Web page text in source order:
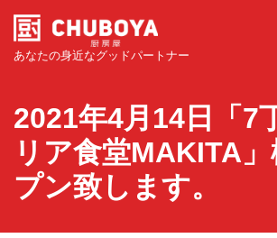
あなたの身近なグッドパートナー
2021年4月14日「7
リア食堂MAKITA
プン致します。